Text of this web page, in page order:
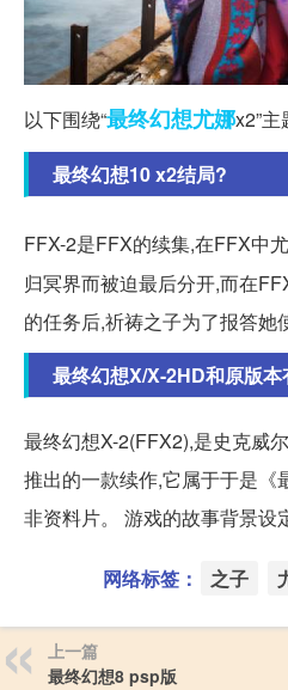
以下围绕“最终幻想尤娜x2”
最终幻想10 x2结局?
FFX-2是FFX的续集,在FFX中
归冥界而被迫最后分开,而在
的任务后,祈祷之子为了报答她
最终幻想X/X-2HD和原版
最终幻想X-2(FFX2),是史克威
推出的一款续作,它属于于是《
非资料片。 游戏的故事背景设
网络标签： 之子
上一篇
最终幻想8 psp版